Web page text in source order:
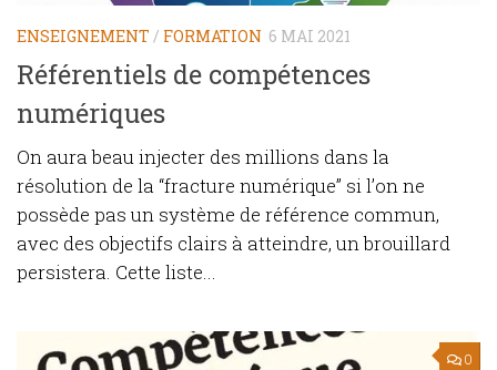
ENSEIGNEMENT / FORMATION 6 MAI 2021
Référentiels de compétences
numériques
On aura beau injecter des millions dans la
résolution de la “fracture numérique” si l’on ne
possède pas un système de référence commun,
avec des objectifs clairs à atteindre, un brouillard
persistera. Cette liste...
0